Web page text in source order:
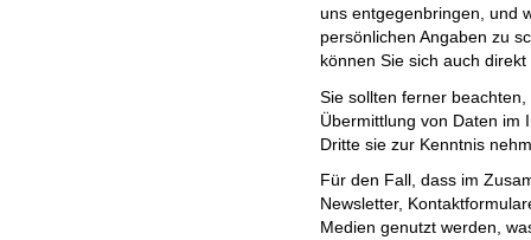
uns entgegenbringen, und
persönlichen Angaben zu
können Sie sich auch
Sie sollten ferner
Übermittlung von Daten im
Dritte sie zur Kenntnis
Für den Fall, dass im
Newsletter,
Medien genutzt werden,